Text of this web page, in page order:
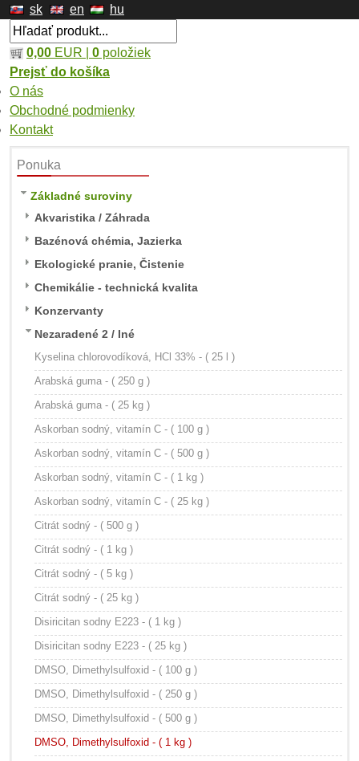
sk en hu
0,00 EUR | 0 položiek
Prejsť do košíka
O nás
Obchodné podmienky
Kontakt
Ponuka
Základné suroviny
Akvaristika / Záhrada
Bazénová chémia, Jazierka
Ekologické pranie, Čistenie
Chemikálie - technická kvalita
Konzervanty
Nezaradené 2 / Iné
Kyselina chlorovodíková, HCl 33% - ( 25 l )
Arabská guma - ( 250 g )
Arabská guma - ( 25 kg )
Askorban sodný, vitamín C - ( 100 g )
Askorban sodný, vitamín C - ( 500 g )
Askorban sodný, vitamín C - ( 1 kg )
Askorban sodný, vitamín C - ( 25 kg )
Citrát sodný - ( 500 g )
Citrát sodný - ( 1 kg )
Citrát sodný - ( 5 kg )
Citrát sodný - ( 25 kg )
Disiricitan sodny E223 - ( 1 kg )
Disiricitan sodny E223 - ( 25 kg )
DMSO, Dimethylsulfoxid - ( 100 g )
DMSO, Dimethylsulfoxid - ( 250 g )
DMSO, Dimethylsulfoxid - ( 500 g )
DMSO, Dimethylsulfoxid - ( 1 kg )